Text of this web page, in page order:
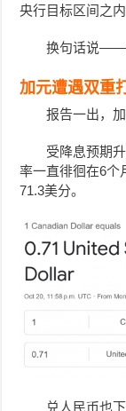
央行目标区间之
换句话说——
加元遭遇双重
报告一出，
受降息预期
率一直徘徊在6个
71.3美分。
兑人民币也